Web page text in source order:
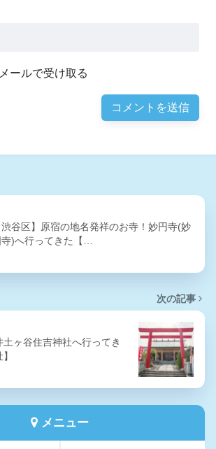
ールで受け取る
渋谷区】原宿の地名発祥のお寺！妙円寺(妙
寺)へ行ってきた【…
次の記事
土ヶ谷住吉神社へ行ってき
メニュー